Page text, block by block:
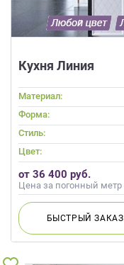
Кухня Линия
Материал:
Форма:
Стиль:
Цвет:
от 36 400 руб.
Цена за погонный метр
БЫСТРЫЙЗАКАЗ